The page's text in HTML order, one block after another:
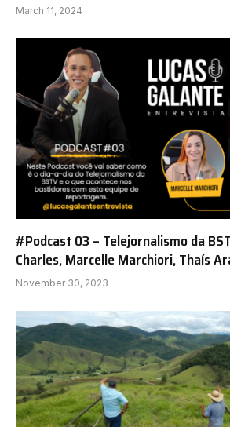
March 11, 2024
#Podcast 03 – Telejornalismo da
Charles, Marcelle Marchiori, Thaís
November 30, 2023